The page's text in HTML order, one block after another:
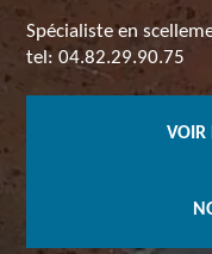
Spécialiste en
tel: 04.82.29.90.75
VOIR